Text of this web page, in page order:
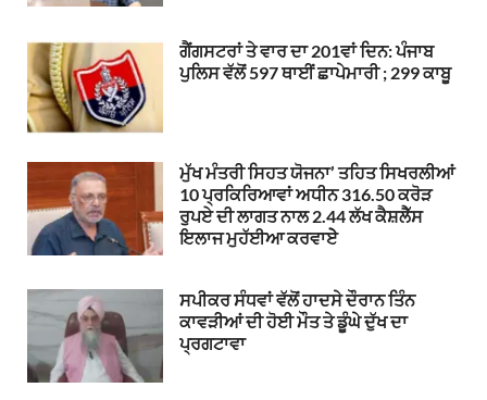
ਗੈਂਗਸਟਰਾਂ ਤੇ ਵਾਰ ਦਾ 201ਵਾਂ ਦਿਨ: ਪੰਜਾਬ
ਪੁਲਿਸ ਵੱਲੋਂ 597 ਥਾਈਂ ਛਾਪੇਮਾਰੀ ; 299 ਕਾਬੂ
ਮੁੱਖ ਮੰਤਰੀ ਸਿਹਤ ਯੋਜਨਾ’ ਤਹਿਤ ਸਿਖਰਲੀਆਂ
10 ਪ੍ਰਕਿਰਿਆਵਾਂ ਅਧੀਨ 316.50 ਕਰੋੜ
ਰੁਪਏ ਦੀ ਲਾਗਤ ਨਾਲ 2.44 ਲੱਖ ਕੈਸ਼ਲੈੱਸ
ਇਲਾਜ ਮੁਹੱਈਆ ਕਰਵਾਏੇ
ਸਪੀਕਰ ਸੰਧਵਾਂ ਵੱਲੋਂ ਹਾਦਸੇ ਦੌਰਾਨ ਤਿੰਨ
ਕਾਵੜੀਆਂ ਦੀ ਹੋਈ ਮੌਤ ਤੇ ਡੂੰਘੇ ਦੁੱਖ ਦਾ
ਪ੍ਰਗਟਾਵਾ